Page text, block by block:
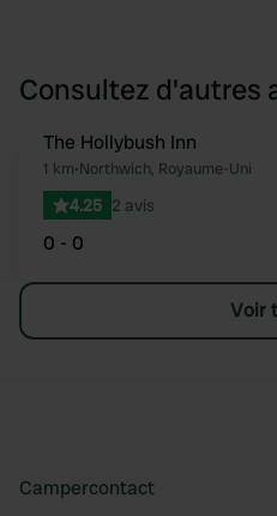
Consultez d'autres
The Hollybush Inn
1 km•Northwich, Royaume-Uni
4.25 2 avis
0 - 0
Voir
Campercontact